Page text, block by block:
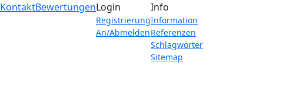
KontaktBewertungenLogin
Registrierung
An/Abmelden
Info
Information
Referenzen
Schlagwörter
Sitemap